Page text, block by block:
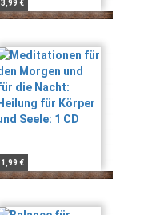
3,99 €
1,99 €